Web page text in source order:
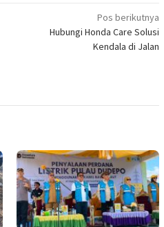
Pos berikutnya
Hubungi Honda Care Solusi
Kendala di Jalan